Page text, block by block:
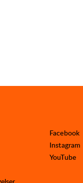
Facebook
Instagram
YouTube